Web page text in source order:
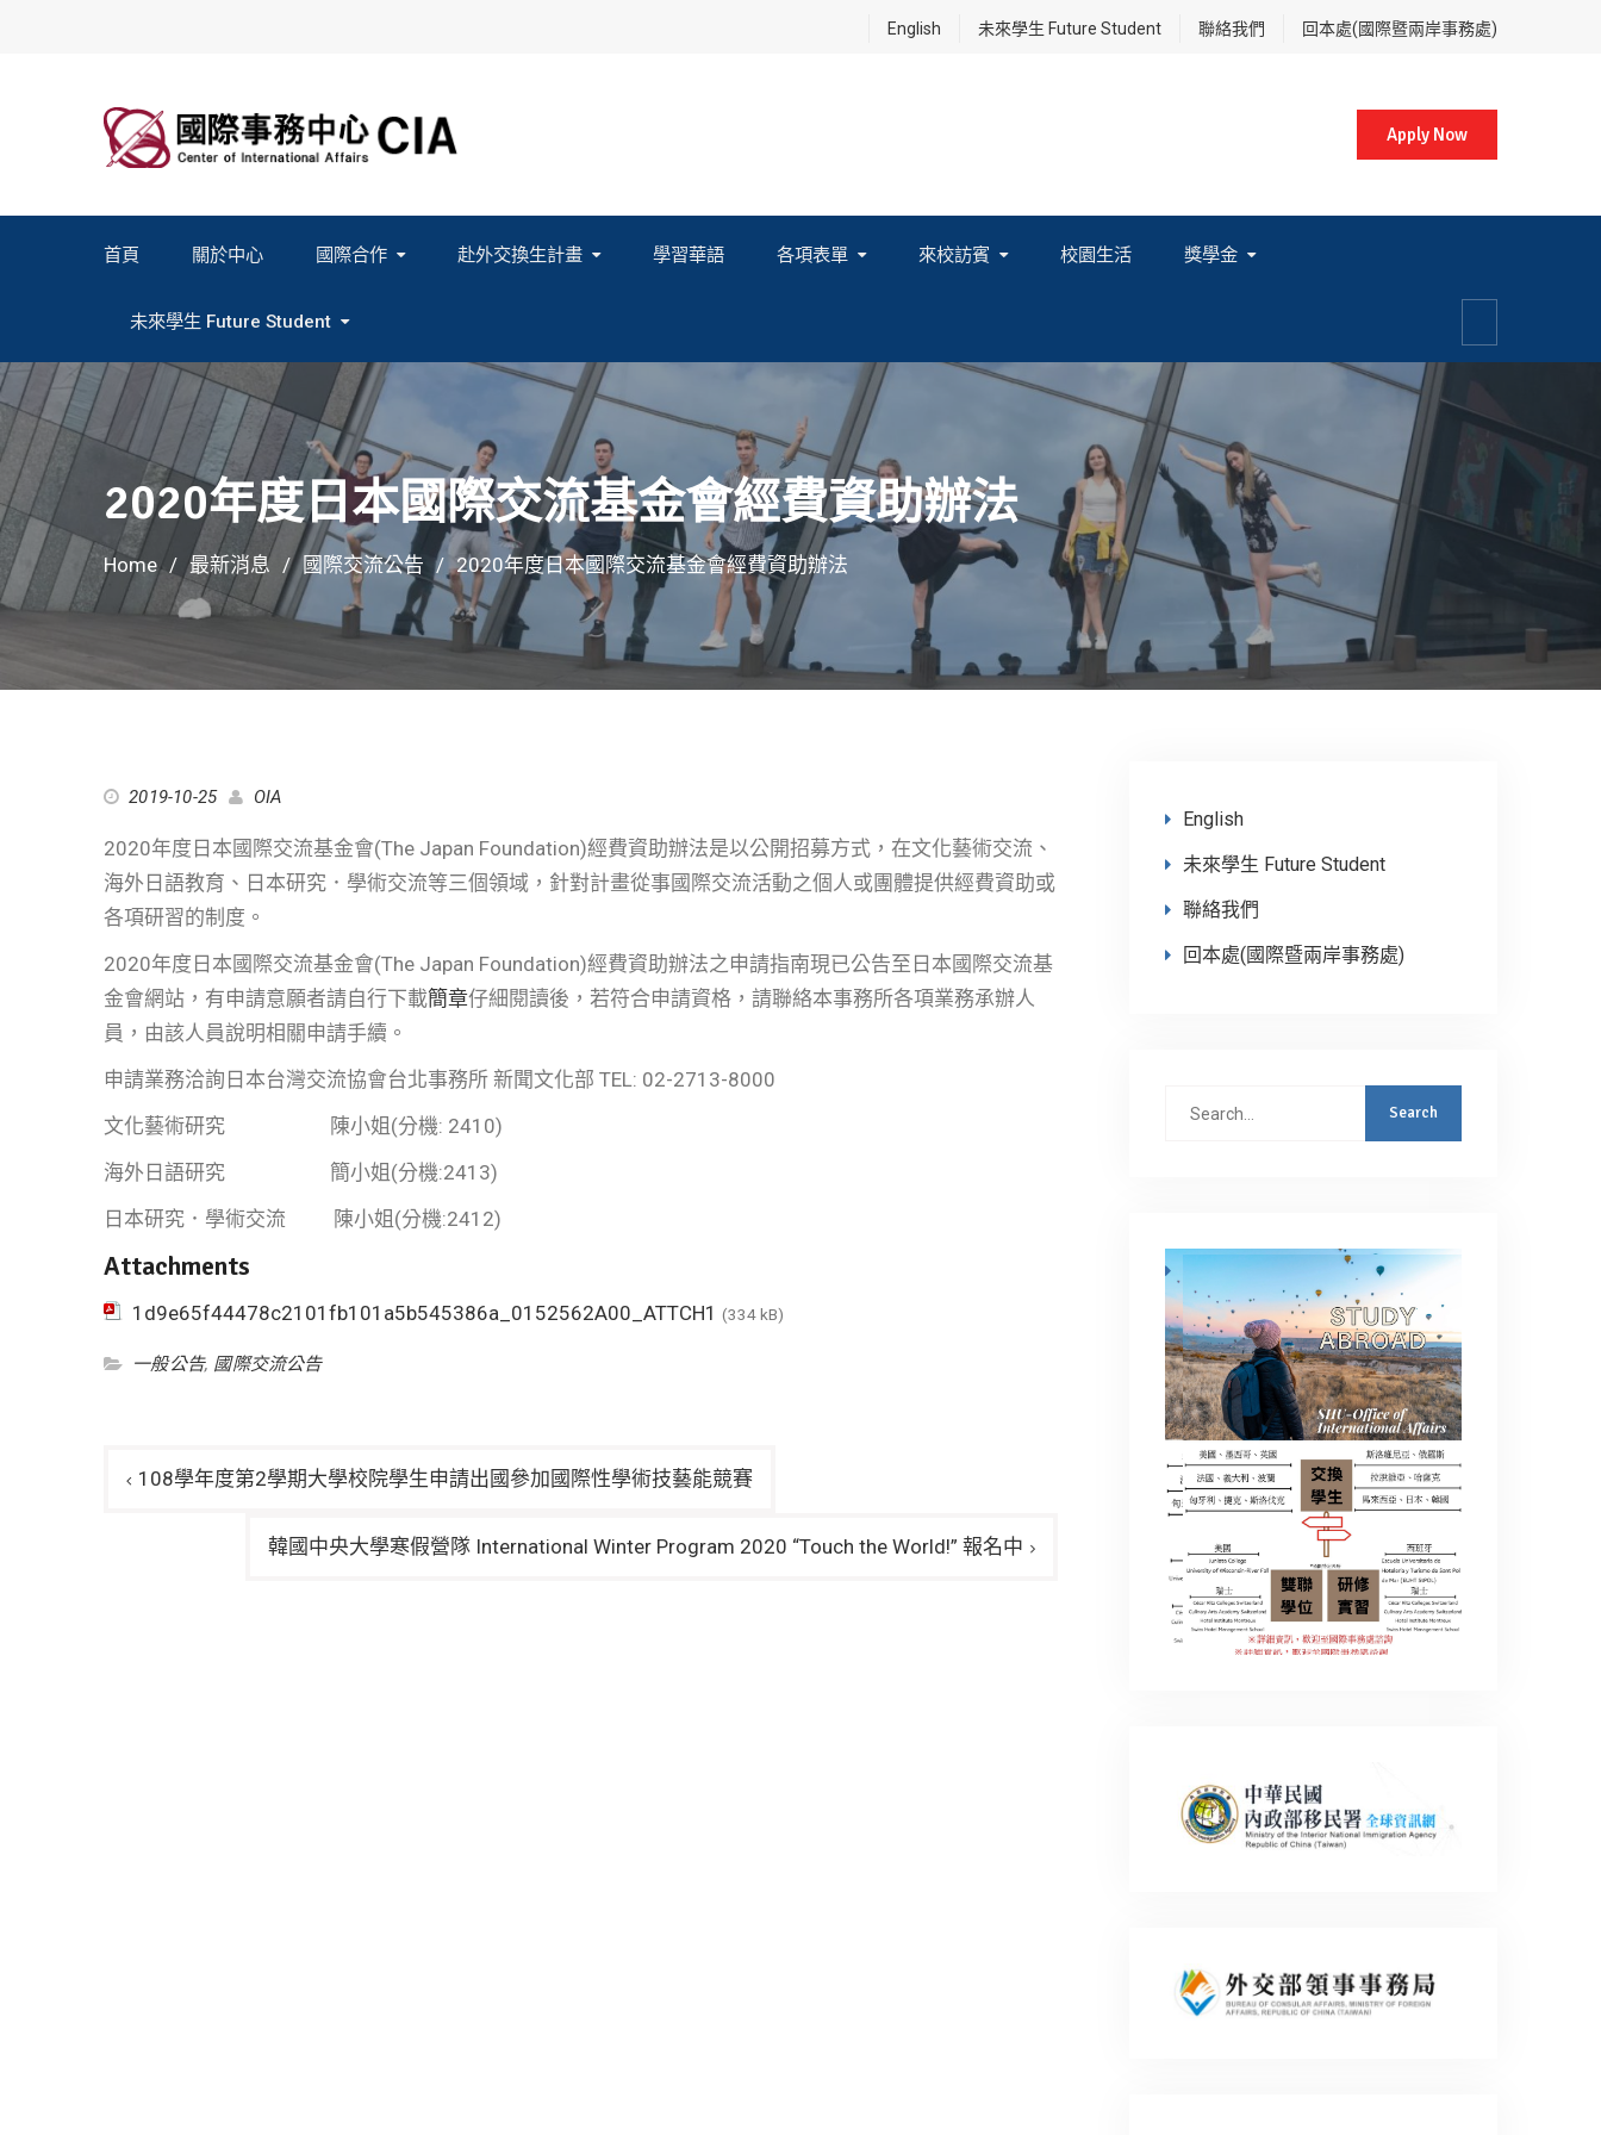
English 未來學生 Future Student 聯絡我們 回本處(國際暨兩岸事務處)
Apply Now
首頁 關於中心 國際合作 赴外交換生計畫 學習華語 各項表單 來校訪賓 校園生活 獎學金
未來學生 Future Student
2020年度日本國際交流基金會經費資助辦法
Home 最新消息 國際交流公告 2020年度日本國際交流基金會經費資助辦法
2019-10-25 OIA
2020年度日本國際交流基金會(The Japan Foundation)經費資助辦法是以公開招募方式，在文化藝術交流、
海外日語教育、日本研究．學術交流等三個領域，針對計畫從事國際交流活動之個人或團體提供經費資助或
各項研習的制度。
2020年度日本國際交流基金會(The Japan Foundation)經費資助辦法之申請指南現已公告至日本國際交流基
金會網站，有申請意願者請自行下載簡章仔細閱讀後，若符合申請資格，請聯絡本事務所各項業務承辦人
員，由該人員說明相關申請手續。
申請業務洽詢日本台灣交流協會台北事務所 新聞文化部 TEL: 02-2713-8000
文化藝術研究 陳小姐(分機: 2410)
海外日語研究 簡小姐(分機:2413)
日本研究．學術交流 陳小姐(分機:2412)
Attachments
1d9e65f44478c2101fb101a5b545386a_0152562A00_ATTCH1 (334 kB)
一般公告, 國際交流公告
108學年度第2學期大學校院學生申請出國參加國際性學術技藝能競賽
韓國中央大學寒假營隊 International Winter Program 2020 “Touch the World!” 報名中
English
未來學生 Future Student
聯絡我們
回本處(國際暨兩岸事務處)
Search